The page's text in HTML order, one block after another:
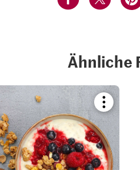
Ähnliche
Bookmark
recipe
or
add
it
to
your
collections.